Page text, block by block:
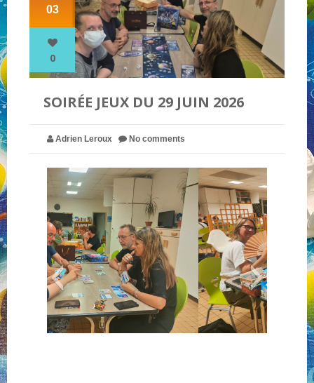
NOS PARTENAIRES
03
0
SOIRÉE JEUX DU 29 JUIN 2026
Adrien Leroux No comments